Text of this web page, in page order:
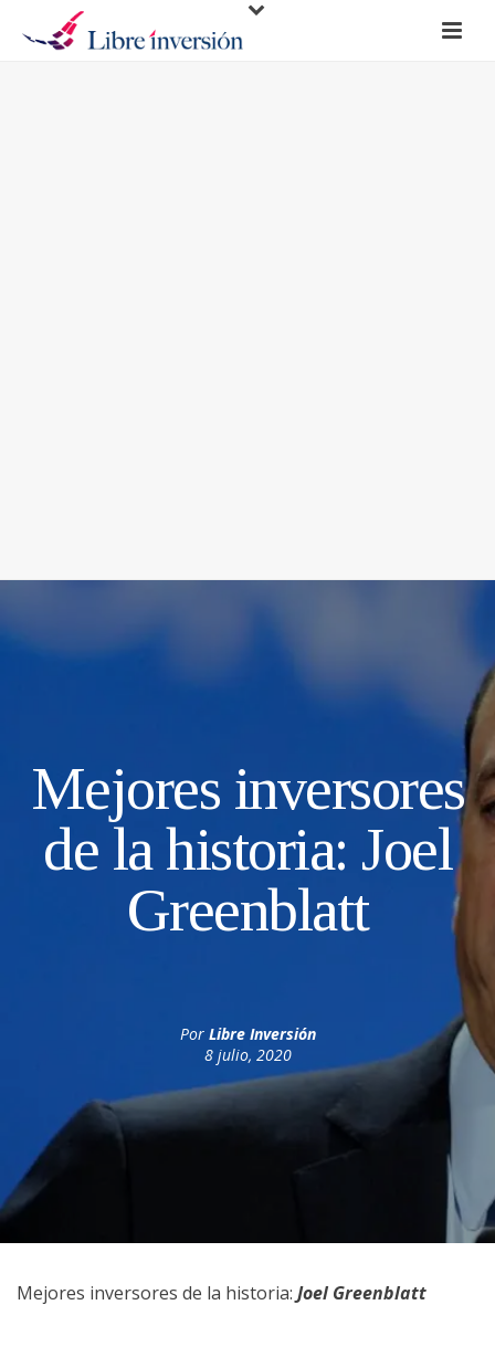
Mejores inversores
de la historia: Joel
Greenblatt
Por Libre Inversión
8 julio, 2020
Mejores inversores de la historia: Joel Greenblatt